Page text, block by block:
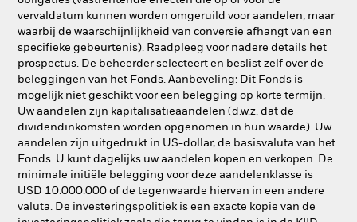
vervaldatum kunnen worden omgeruild voor aandelen, maar
waarbij de waarschijnlijkheid van conversie afhangt van een
specifieke gebeurtenis). Raadpleeg voor nadere details het
prospectus. De beheerder selecteert en beslist zelf over de
beleggingen van het Fonds. Aanbeveling: Dit Fonds is
mogelijk niet geschikt voor een belegging op korte termijn.
Uw aandelen zijn kapitalisatieaandelen (d.w.z. dat de
dividendinkomsten worden opgenomen in hun waarde). Uw
aandelen zijn uitgedrukt in US-dollar, de basisvaluta van het
Fonds. U kunt dagelijks uw aandelen kopen en verkopen. De
minimale initiële belegging voor deze aandelenklasse is
USD 10.000.000 of de tegenwaarde hiervan in een andere
valuta. De investeringspolitiek is een exacte kopie van de